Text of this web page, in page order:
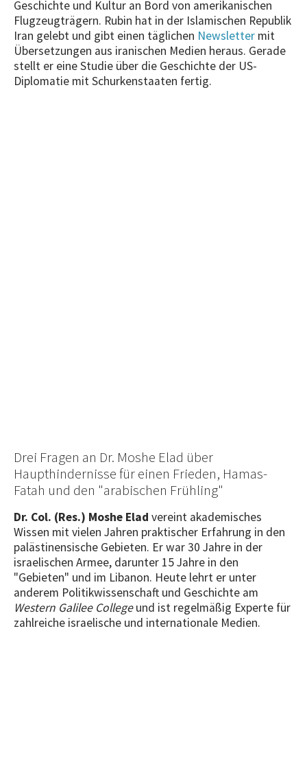
Geschichte und Kultur an Bord von amerikanischen
Flugzeugträgern. Rubin hat in der Islamischen Republik
Iran gelebt und gibt einen täglichen Newsletter mit
Übersetzungen aus iranischen Medien heraus. Gerade
stellt er eine Studie über die Geschichte der US-
Diplomatie mit Schurkenstaaten fertig.
Drei Fragen an Dr. Moshe Elad über
Haupthindernisse für einen Frieden, Hamas-
Fatah und den "arabischen Frühling"
Dr. Col. (Res.) Moshe Elad vereint akademisches
Wissen mit vielen Jahren praktischer Erfahrung in den
palästinensische Gebieten. Er war 30 Jahre in der
israelischen Armee, darunter 15 Jahre in den
"Gebieten" und im Libanon. Heute lehrt er unter
anderem Politikwissenschaft und Geschichte am
Western Galilee Collegeund ist regelmäßig Experte für
zahlreiche israelische und internationale Medien.